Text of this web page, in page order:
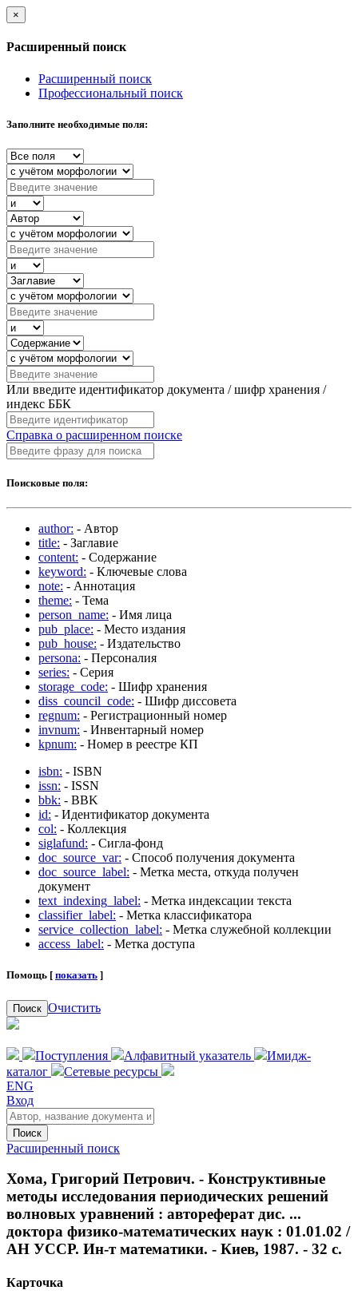
×
Расширенный поиск
Расширенный поиск
Профессиональный поиск
Заполните необходимые поля:
Или введите идентификатор документа / шифр хранения /
индекс ББК
Справка о расширенном поиске
Поисковые поля:
author: - Автор
title: - Заглавие
content: - Содержание
keyword: - Ключевые слова
note: - Аннотация
theme: - Тема
person_name: - Имя лица
pub_place: - Место издания
pub_house: - Издательство
persona: - Персоналия
series: - Серия
storage_code: - Шифр хранения
diss_council_code: - Шифр диссовета
regnum: - Регистрационный номер
invnum: - Инвентарный номер
kpnum: - Номер в реестре КП
isbn: - ISBN
issn: - ISSN
bbk: - BBK
id: - Идентификатор документа
col: - Коллекция
siglafund: - Сигла-фонд
doc_source_var: - Способ получения документа
doc_source_label: - Метка места, откуда получен
документ
text_indexing_label: - Метка индексации текста
classifier_label: - Метка классификатора
service_collection_label: - Метка служебной коллекции
access_label: - Метка доступа
Помощь [ показать ]
Поиск Очистить
Поступления Алфавитный указатель
Имидж-
каталог
Сетевые ресурсы
ENG
Вход
Поиск
Расширенный поиск
Хома, Григорий Петрович. - Конструктивные
методы исследования периодических решений
волновых уравнений : автореферат дис. ...
доктора физико-математических наук : 01.01.02 /
АН УССР. Ин-т математики. - Киев, 1987. - 32 с.
Карточка